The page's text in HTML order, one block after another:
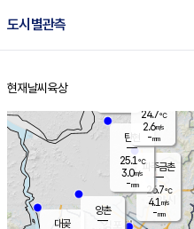
도시별관측
홈
현재날씨 육상
파주금촌
26.7℃
4.1 m/s
-mm
대곶
탄현
25.1℃
3.0m/s
-mm
양촌
24.7℃
2.6m/s
-mm